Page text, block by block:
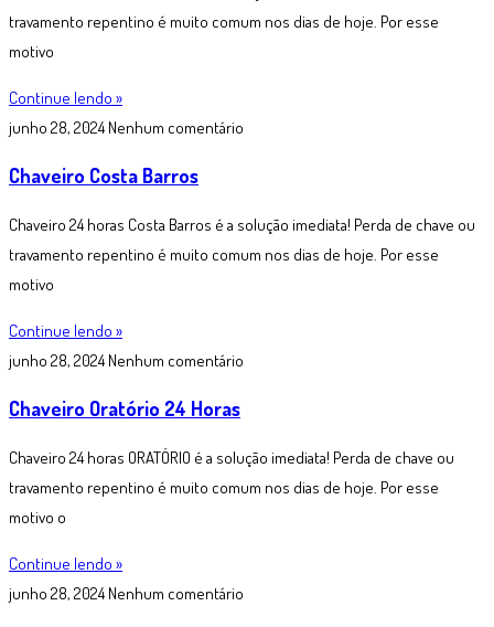
travamento repentino é muito comum nos dias de hoje. Por esse
motivo
Continue lendo »
junho 28, 2024Nenhum comentário
Chaveiro Costa Barros
Chaveiro 24 horas Costa Barros é a solução imediata! Perda de chave ou
travamento repentino é muito comum nos dias de hoje. Por esse
motivo
Continue lendo »
junho 28, 2024Nenhum comentário
Chaveiro Oratório 24 Horas
Chaveiro 24 horas ORATÓRIO é a solução imediata! Perda de chave ou
travamento repentino é muito comum nos dias de hoje. Por esse
motivo o
Continue lendo »
junho 28, 2024Nenhum comentário